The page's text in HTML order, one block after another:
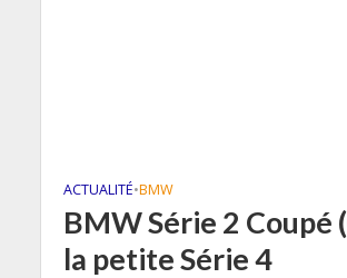
ACTUALITÉ•BMW
BMW Série 2 Coupé
la petite Série 4